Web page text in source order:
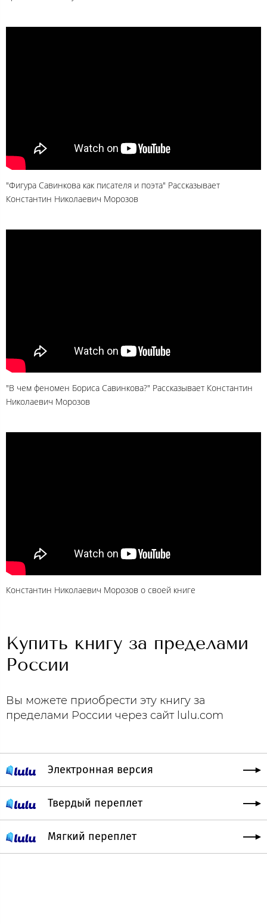
"Фигура Савинкова как писателя и поэта" Рассказывает
Константин Николаевич Морозов
"В чем феномен Бориса Савинкова?" Рассказывает Константин
Николаевич Морозов
Константин Николаевич Морозов о своей книге
Купить книгу за пределами
России
Вы можете приобрести эту книгу за
пределами России через сайт lulu.com
Электронная версия
Твердый переплет
Мягкий переплет